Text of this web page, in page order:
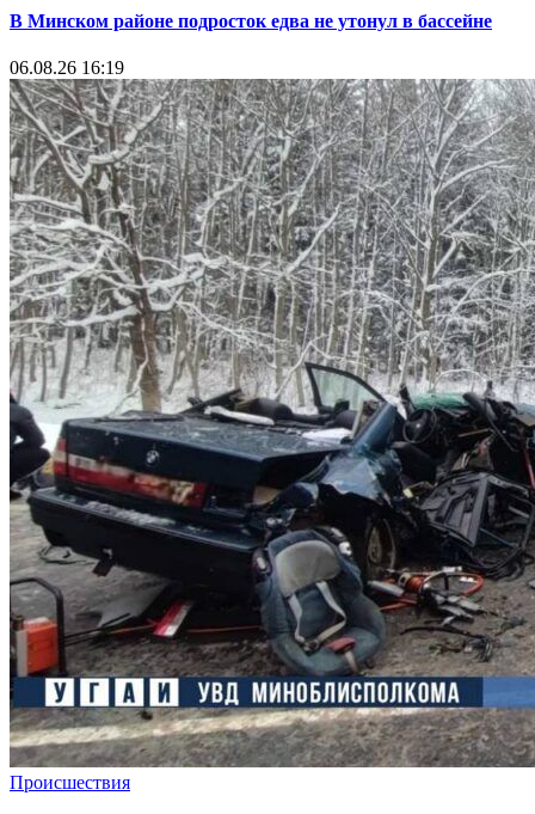
В Минском районе подросток едва не утонул в бассейне
06.08.26 16:19
Происшествия